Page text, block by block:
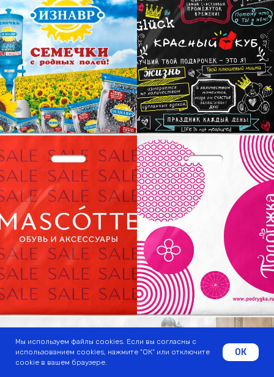
Мы используем файлы cookies. Если вы согласны с
использованием cookies, нажмите "ОК" или отключите
cookie в вашем браузере.
ОК